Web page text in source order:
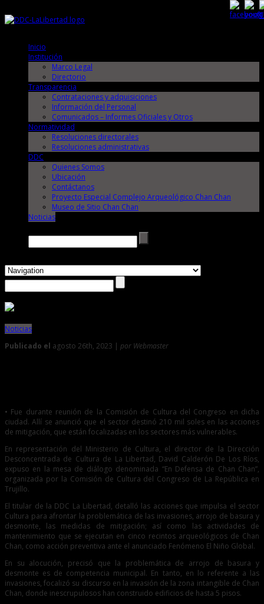
Inicio
Institución
Marco Legal
Directorio
Transparencia
Contrataciones y adquisiciones
Información del Personal
Comunicados – Informes Oficiales y Otros
Normatividad
Resoluciones directorales
Resoluciones administrativas
DDC
Quienes Somos
Ubicación
Contáctanos
Proyecto Especial Complejo Arqueológico Chan Chan
Museo de Sitio Chan Chan
Noticias
Noticias
Publicado el agosto 26th, 2023 | por Webmaster
• Fue durante reunión de la Comisión de Cultura del Congreso en dicha
ciudad. Allí se anunció que el sector destinó 210 mil soles en las acciones
de mitigación, que están focalizadas en los sectores más vulnerables.
En representación del Ministerio de Cultura, el director de la Dirección
Desconcentrada de Cultura de La Libertad, David Calderón De Los Ríos,
expuso en la mesa de diálogo denominada “En Defensa de Chan Chan”,
organizada por la Comisión de Cultura del Congreso de La República en
Trujillo.
El titular de la DDC La Libertad, detalló las acciones que impulsa el sector
Cultura para afrontar la problemática de las invasiones, arrojo de basura y
desmonte, las medidas de mitigación; así como las actividades de
mantenimiento que se ejecutan en cinco recintos arqueológicos de Chan
Chan, como acción preventiva ante el anunciado Fenómeno El Niño Global.
En su alocución, precisó que la problemática de arrojo de basura y
desmonte es de competencia municipal. En tanto, en lo referente a las
invasiones, focalizó su discurso en la invasión de la zona intangible de Chan
Chan, donde inescrupulosos han construido edificios de hasta 5 pisos.